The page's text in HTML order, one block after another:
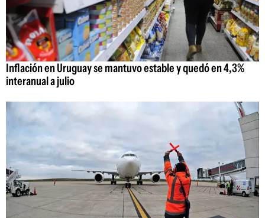
Inflación en Uruguay se mantuvo estable y quedó en 4,3%
interanual a julio